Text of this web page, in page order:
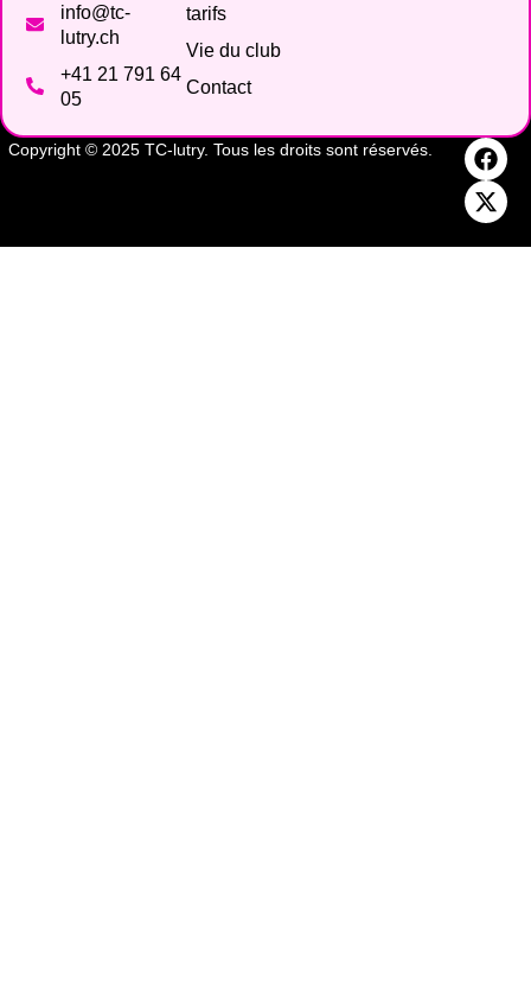
info@tc-
lutry.ch
+41 21 791 64
05
tarifs
Vie du club
Contact
Copyright © 2025 TC-lutry. Tous les droits sont réservés.